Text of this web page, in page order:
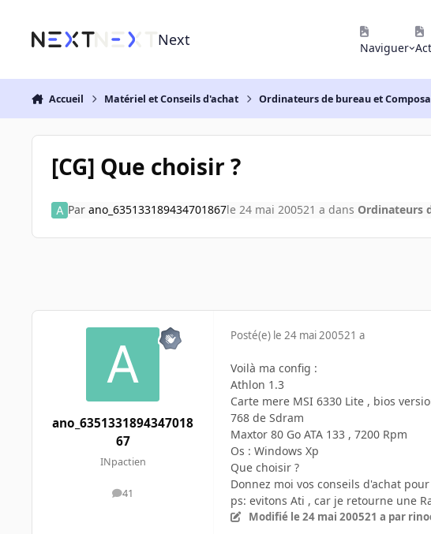
Next Naviguer
Accueil Matériel et Conseils d'achat Ordinateurs de bureau et
[CG] Que choisir ?
Par ano_635133189434701867le 24 mai 200521 a dans Ordinateurs
ano_6351331894347018
67
INpactien
41
messages
Posté(e) le 24 mai 200521 a
Voilà ma config :
Athlon 1.3
Carte mere MSI 6330 Lite , bios
768 de Sdram
Maxtor 80 Go ATA 133 , 7200 Rpm
Os : Windows Xp
Que choisir ?
Donnez moi vos conseils d'achat
ps: evitons Ati , car je retourne une
Modifié le 24 mai 200521 a par